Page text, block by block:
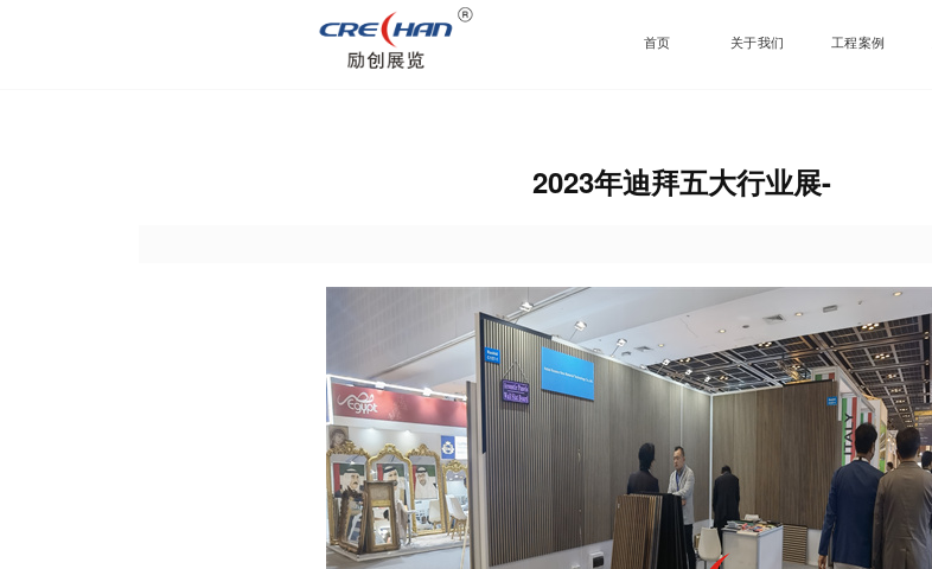
首页 关于我们 工程案例
2023年迪拜五大行业展-